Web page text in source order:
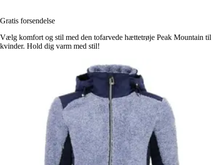
Gratis forsendelse
Vælg komfort og stil med den tofarvede hættetrøje Peak Mountain til
kvinder. Hold dig varm med stil!